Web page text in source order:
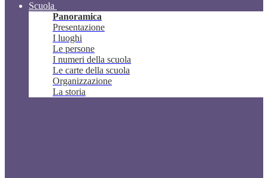
Scuola
Panoramica
Presentazione
I luoghi
Le persone
I numeri della scuola
Le carte della scuola
Organizzazione
La storia